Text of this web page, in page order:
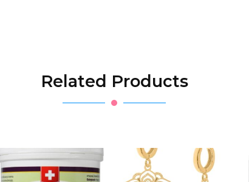
Related Products